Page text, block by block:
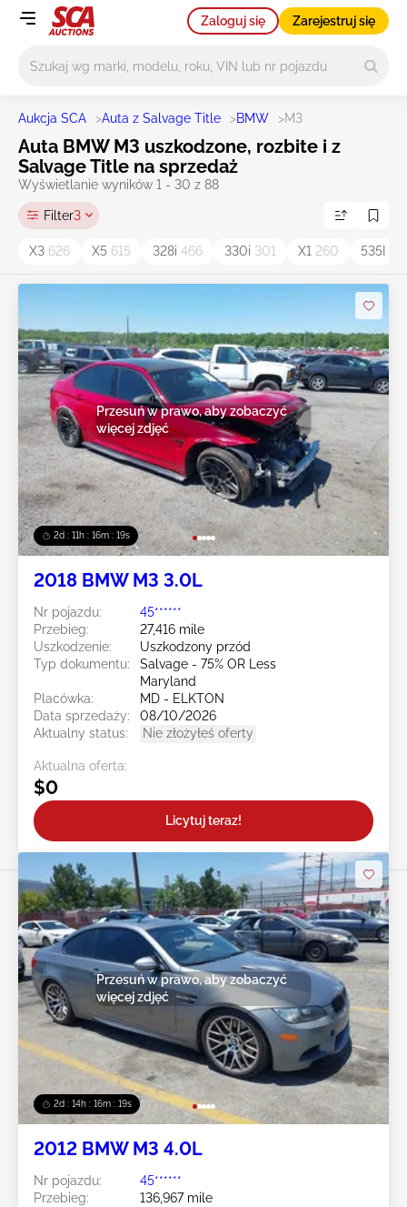
Zaloguj się Zarejestruj się
Aukcja SCA >Auta z Salvage Title >BMW >M3
Auta BMW M3 uszkodzone, rozbite i z
Salvage Title na sprzedaż
Wyświetlanie wyników 1 - 30 z 88
Filter3
X3 626 X5 615 328i 466 330i 301 X1 260 535I
2d : 11h : 16m : 16s
Przesuń w prawo, aby zobaczyć
więcej zdjęć
2018 BMW M3 3.0L
Nr pojazdu:
45******
Przebieg:
27,416 mile
Uszkodzenie:
Uszkodzony przód
Typ dokumentu:
Salvage - 75% OR Less
Maryland
Placówka:
MD - ELKTON
Data sprzedaży:
08/10/2026
Aktualny status:
Nie złożyłeś oferty
Aktualna oferta:
$0
Licytuj teraz!
2d : 14h : 16m : 16s
Przesuń w prawo, aby zobaczyć
więcej zdjęć
2012 BMW M3 4.0L
Nr pojazdu:
45******
Przebieg:
136,967 mile